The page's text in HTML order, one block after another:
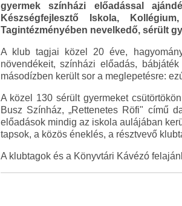
gyermek színházi előadással
Készségfejlesztő Iskola,
Tagintézményében nevelkedő, sérült
A klub tagjai közel 20 éve,
növendékeit, színházi előadás,
másodízben került sor a meglepetésre:
A közel 130 sérült gyermeket
Busz Színház, „Rettenetes Röfi" című
előadások mindig az iskola aulájában
tapsok, a közös éneklés, a résztvevő
A klubtagok és a Könyvtári Kávézó